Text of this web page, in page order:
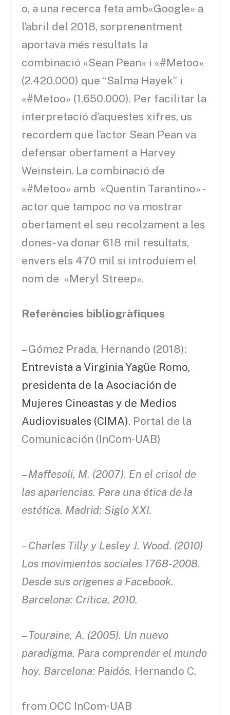
o, a una recerca feta amb«Google» a
l’abril del 2018, sorprenentment
aportava més resultats la
combinació «Sean Pean» i «#Metoo»
(2.420.000) que “Salma Hayek” i
«#Metoo» (1.650.000). Per facilitar la
interpretació d’aquestes xifres, us
recordem que l’actor Sean Pean va
defensar obertament a Harvey
Weinstein. La combinació de
«#Metoo» amb «Quentin Tarantino» -
actor que tampoc no va mostrar
obertament el seu recolzament a les
dones- va donar 618 mil resultats,
envers els 470 mil si introduíem el
nom de «Meryl Streep».
Referències bibliogràfiques
– Gómez Prada, Hernando (2018):
Entrevista a Virginia Yagüe Romo,
presidenta de la Asociación de
Mujeres Cineastas y de Medios
Audiovisuales (CIMA). Portal de la
Comunicación (InCom-UAB)
– Maffesoli, M. (2007). En el crisol de
las apariencias. Para una ética de la
estética. Madrid: Siglo XXI.
– Charles Tilly y Lesley J. Wood. (2010)
Los movimientos sociales 1768-2008.
Desde sus orígenes a Facebook.
Barcelona: Crítica, 2010.
– Touraine, A. (2005). Un nuevo
paradigma. Para comprender el mundo
hoy. Barcelona: Paidós. Hernando C.
from OCC InCom-UAB